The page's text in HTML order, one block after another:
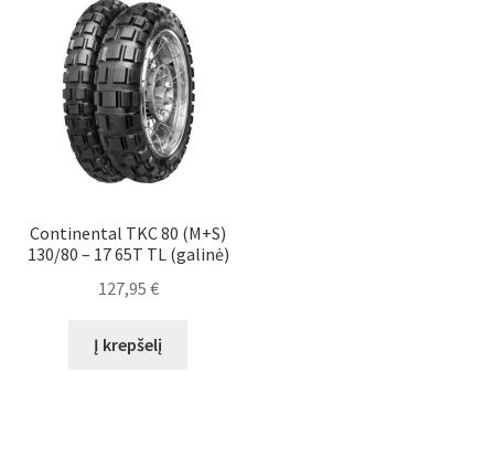
Continental TKC 80 (M+S)
130/80 – 17 65T TL (galinė)
127,95 €
Į krepšelį